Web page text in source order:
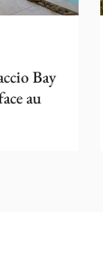
Bay
au